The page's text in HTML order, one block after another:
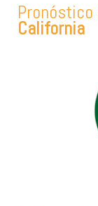
Pronóstico
California